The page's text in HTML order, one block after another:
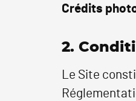
Crédits
2.
Le Site